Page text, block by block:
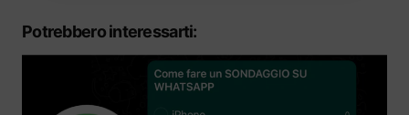
Potrebbero interessarti: